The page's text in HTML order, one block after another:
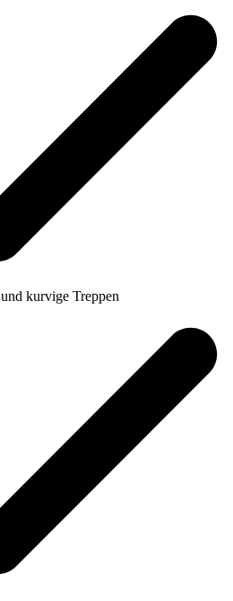
kurvige Treppen